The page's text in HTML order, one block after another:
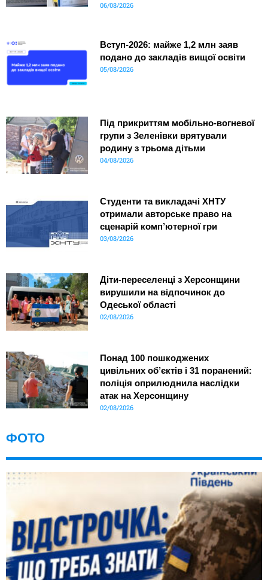
06/08/2026
Вступ-2026: майже 1,2 млн заяв
подано до закладів вищої освіти
05/08/2026
Під прикриттям мобільно-вогневої
групи з Зеленівки врятували
родину з трьома дітьми
04/08/2026
Студенти та викладачі ХНТУ
отримали авторське право на
сценарій комп’ютерної гри
03/08/2026
Діти-переселенці з Херсонщини
вирушили на відпочинок до
Одеської області
02/08/2026
Понад 100 пошкоджених
цивільних об’єктів і 31 поранений:
поліція оприлюднила наслідки
атак на Херсонщину
02/08/2026
ФОТО